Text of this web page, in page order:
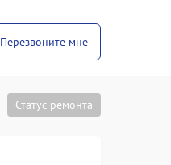
Перезвоните мне
Статус ремонта